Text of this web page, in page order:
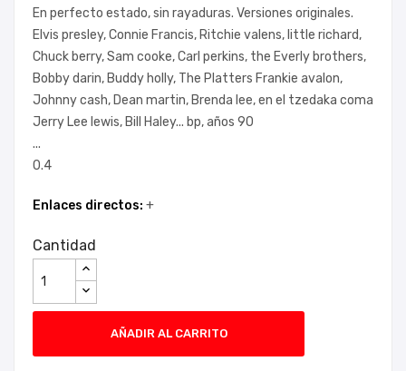
En perfecto estado, sin rayaduras. Versiones originales.
Elvis presley, Connie Francis, Ritchie valens, little richard,
Chuck berry, Sam cooke, Carl perkins, the Everly brothers,
Bobby darin, Buddy holly, The Platters Frankie avalon,
Johnny cash, Dean martin, Brenda lee, en el tzedaka coma
Jerry Lee lewis, Bill Haley... bp, años 90
...
0.4
Enlaces directos: +
Cantidad
AÑADIR AL CARRITO